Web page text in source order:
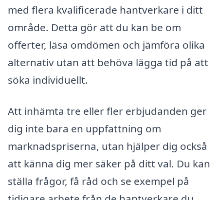
med flera kvalificerade hantverkare i ditt
område. Detta gör att du kan be om
offerter, läsa omdömen och jämföra olika
alternativ utan att behöva lägga tid på att
söka individuellt.
Att inhämta tre eller fler erbjudanden ger
dig inte bara en uppfattning om
marknadspriserna, utan hjälper dig också
att känna dig mer säker på ditt val. Du kan
ställa frågor, få råd och se exempel på